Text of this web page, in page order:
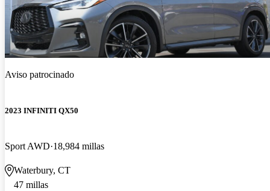
Aviso patrocinado
2023 INFINITI QX50
Sport AWD 18,984 millas
Waterbury, CT
47 millas